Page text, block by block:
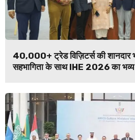
40,000+ ट्रेड विज़िटर्स की शानदार
सहभागिता के साथ IHE 2026 का